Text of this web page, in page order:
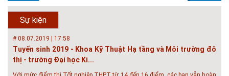
Sự kiện
học Kiến trúc Hà Nội chúc các bạn học sinh cuối cấp ôn thi thật tốt MỜI
QUÝ PHỤ HUYNH VÀ CÁC EM ĐÓN XEM GIAO LƯU TRỰC TUYẾN "TƯ
VẤN TUYỂN SINH ĐẠI H...
# 08.07.2019 | 17:58
Tuyến sinh 2019 - Khoa Kỹ Thuật Hạ tầng và Môi trường đô
thị - trường Đại học Ki...